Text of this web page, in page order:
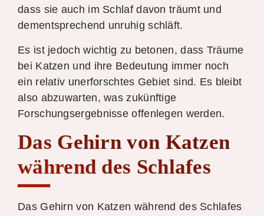
dass sie auch im Schlaf davon träumt und
dementsprechend unruhig schläft.
Es ist jedoch wichtig zu betonen, dass Träume
bei Katzen und ihre Bedeutung immer noch
ein relativ unerforschtes Gebiet sind. Es bleibt
also abzuwarten, was zukünftige
Forschungsergebnisse offenlegen werden.
Das Gehirn von Katzen
während des Schlafes
Das Gehirn von Katzen während des Schlafes